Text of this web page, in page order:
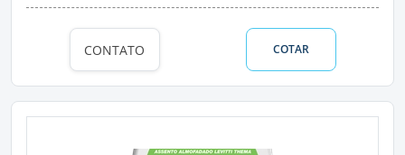
CONTATO COTAR